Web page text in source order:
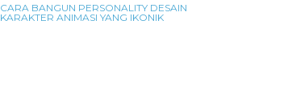
CARA BANGUN PERSONALITY DESAIN
KARAKTER ANIMASI YANG IKONIK